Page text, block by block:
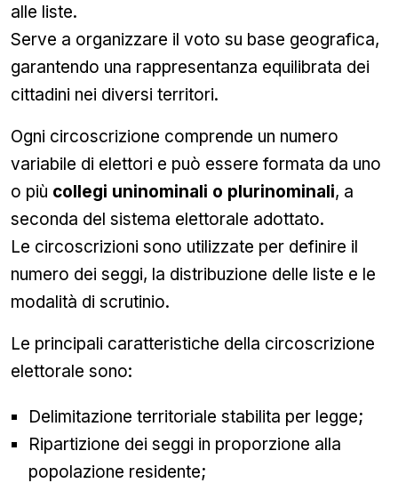
alle liste.
Serve a organizzare il voto su base geografica,
garantendo una rappresentanza equilibrata dei
cittadini nei diversi territori.
Ogni circoscrizione comprende un numero
variabile di elettori e può essere formata da uno
o più collegi uninominali o plurinominali, a
seconda del sistema elettorale adottato.
Le circoscrizioni sono utilizzate per definire il
numero dei seggi, la distribuzione delle liste e le
modalità di scrutinio.
Le principali caratteristiche della circoscrizione
elettorale sono:
Delimitazione territoriale stabilita per legge;
Ripartizione dei seggi in proporzione alla
popolazione residente;